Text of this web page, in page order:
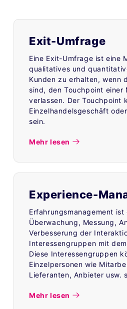
Exit-Umfrage
Eine Exit-Umfrage ist eine
qualitatives und
Kunden zu erhalten, wenn
sind, den Touchpoint einer
verlassen. Der Touchpoint
Einzelhandelsgeschäft
sein.
Mehr lesen
Experience-
Erfahrungsmanagement ist
Überwachung, Messung,
Verbesserung der
Interessengruppen mit
Diese Interessengruppen
Einzelpersonen wie
Lieferanten, Anbieter usw.
Mehr lesen